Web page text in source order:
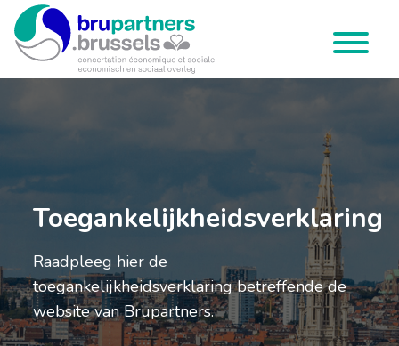
Brupartners
Menu
Toegankelijkheidsverklaring
Raadpleeg hier de
toegankelijkheidsverklaring betreffende de
website van Brupartners.